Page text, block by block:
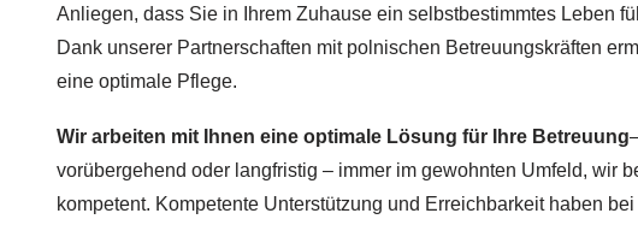
Anliegen, dass Sie in Ihrem Zuhause ein selbstbestimmtes Leben
Dank unserer Partnerschaften mit polnischen Betreuungskräften
eine optimale Pflege.
Wir arbeiten mit Ihnen eine optimale Lösung für Ihre Betreuung
vorübergehend oder langfristig – immer im gewohnten Umfeld, wir
kompetent. Kompetente Unterstützung und Erreichbarkeit haben